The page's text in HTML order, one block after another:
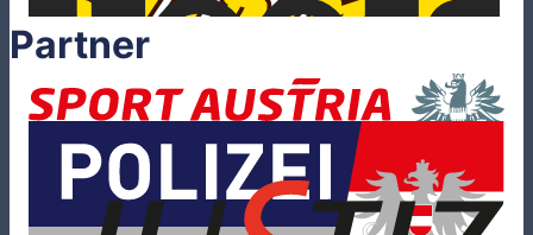
Partner